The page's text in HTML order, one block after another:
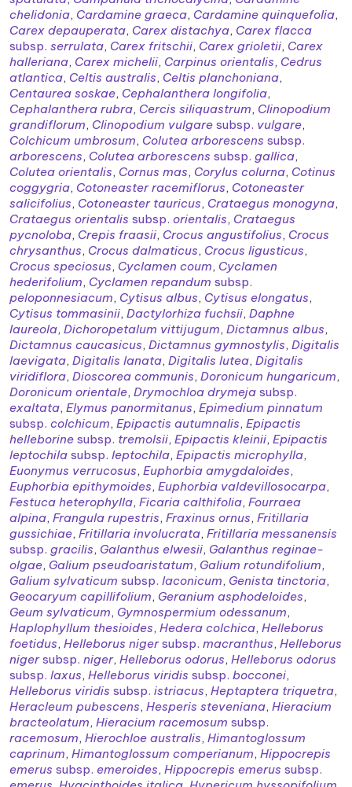
chelidonia, Cardamine graeca, Cardamine quinquefolia,
Carex depauperata, Carex distachya, Carex flacca
subsp. serrulata, Carex fritschii, Carex grioletii, Carex
halleriana, Carex michelii, Carpinus orientalis, Cedrus
atlantica, Celtis australis, Celtis planchoniana,
Centaurea soskae, Cephalanthera longifolia,
Cephalanthera rubra, Cercis siliquastrum, Clinopodium
grandiflorum, Clinopodium vulgare subsp. vulgare,
Colchicum umbrosum, Colutea arborescens subsp.
arborescens, Colutea arborescens subsp. gallica,
Colutea orientalis, Cornus mas, Corylus colurna, Cotinus
coggygria, Cotoneaster racemiflorus, Cotoneaster
salicifolius, Cotoneaster tauricus, Crataegus monogyna,
Crataegus orientalis subsp. orientalis, Crataegus
pycnoloba, Crepis fraasii, Crocus angustifolius, Crocus
chrysanthus, Crocus dalmaticus, Crocus ligusticus,
Crocus speciosus, Cyclamen coum, Cyclamen
hederifolium, Cyclamen repandum subsp.
peloponnesiacum, Cytisus albus, Cytisus elongatus,
Cytisus tommasinii, Dactylorhiza fuchsii, Daphne
laureola, Dichoropetalum vittijugum, Dictamnus albus,
Dictamnus caucasicus, Dictamnus gymnostylis, Digitalis
laevigata, Digitalis lanata, Digitalis lutea, Digitalis
viridiflora, Dioscorea communis, Doronicum hungaricum,
Doronicum orientale, Drymochloa drymeja subsp.
exaltata, Elymus panormitanus, Epimedium pinnatum
subsp. colchicum, Epipactis autumnalis, Epipactis
helleborine subsp. tremolsii, Epipactis kleinii, Epipactis
leptochila subsp. leptochila, Epipactis microphylla,
Euonymus verrucosus, Euphorbia amygdaloides,
Euphorbia epithymoides, Euphorbia valdevillosocarpa,
Festuca heterophylla, Ficaria calthifolia, Fourraea
alpina, Frangula rupestris, Fraxinus ornus, Fritillaria
gussichiae, Fritillaria involucrata, Fritillaria messanensis
subsp. gracilis, Galanthus elwesii, Galanthus reginae-
olgae, Galium pseudoaristatum, Galium rotundifolium,
Galium sylvaticum subsp. laconicum, Genista tinctoria,
Geocaryum capillifolium, Geranium asphodeloides,
Geum sylvaticum, Gymnospermium odessanum,
Haplophyllum thesioides, Hedera colchica, Helleborus
foetidus, Helleborus nigersubsp. macranthus, Helleborus
nigersubsp. niger, Helleborus odorus, Helleborus odorus
subsp. laxus, Helleborus viridis subsp. bocconei,
Helleborus viridis subsp. istriacus, Heptaptera triquetra,
Heracleum pubescens, Hesperis steveniana, Hieracium
bracteolatum, Hieracium racemosum subsp.
racemosum, Hierochloe australis, Himantoglossum
caprinum, Himantoglossum comperianum, Hippocrepis
emerus subsp. emeroides, Hippocrepis emerus subsp.